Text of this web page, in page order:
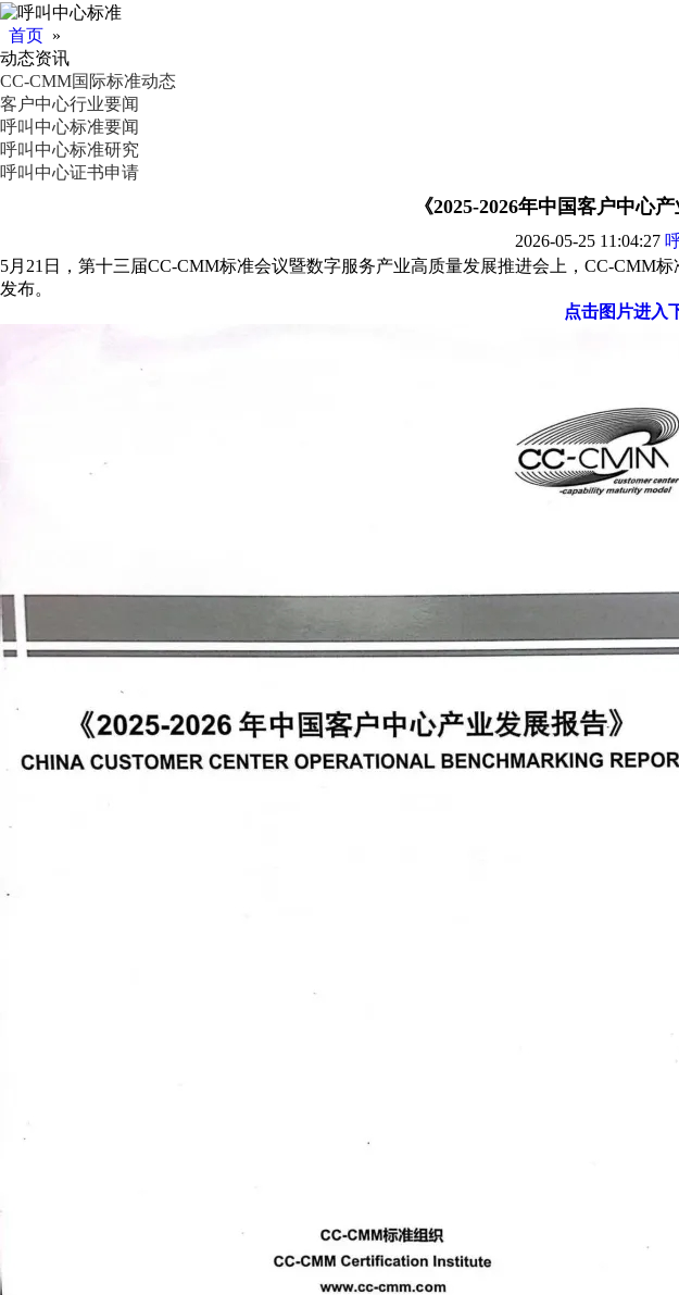
首页 »
动态资讯
CC-CMM国际标准动态
客户中心行业要闻
呼叫中心标准要闻
呼叫中心标准研究
呼叫中心证书申请
《2025-2026年中国客户中心
2026-05-25 11:04:27
5月21日，第十三届CC-CMM标准会议暨数字服务产业高质量发展推进会上，CC-CMM
发布。
点击图片进入